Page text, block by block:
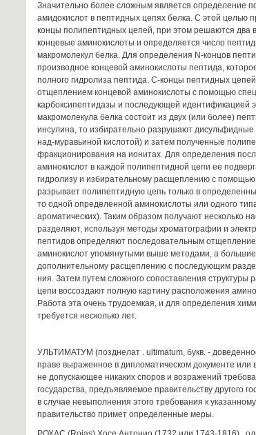
Значительно более сложным является определение
амидокислот в пептидных цепях белка. С этой целью
концы полипептидных цепей, при этом решаются
концевые аминокислоты и определяется число
макромо­лекул белка. Для определения N-концов
производное концевой аминокислоты пептида,
полного гидролиза пептида. С-концы пептидных
отщеп­лением концевой аминокислоты с помощью
карбоксипептидазы и последующей идентификацией
макромолекула белка состоит из двух (или более)
инсулина, то избирательно разрушают
над-муравьиной кислотой) и затем полученные
фракционирования на ионитах. Для определения
аминокислот в каждой полипептидной цепи ее
гидролизу и избиратель­ному расщеплению с
раз­рывает полипептидную цепь только в
то одной определенной аминокислоты или одного
ароматических). Таким образом получают несколько
разделяют, используя методы хроматографии и
пептидов определяют последовательным
аминокислот упомянутыми выше методами, а
дополнительному расщеплению с последующим
ния. Затем путем сложного сопоставления структуры
цепи воссоздают полную картину расположения
Работа эта очень трудоемкая, и для определения
требуется несколь­ко лет.
УЛЬТИМАТУМ (позднелат . ultimatum, букв. -
праве выраженное в дипломатическом документе или
не допускающее никаких споров и возражений
государства, предъявляемое правительству другого
в случае невыполнения этого требования к
правительство примет определенные меры.